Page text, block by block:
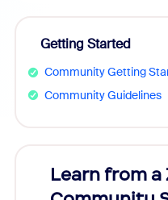
Getting Started
Community Getting
Community Guidelines
Learn from a